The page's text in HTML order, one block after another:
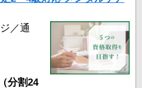
／通
分割24